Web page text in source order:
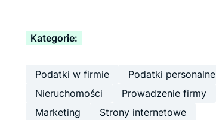
Kategorie:
Podatki w firmie
Podatki personalne
Nieruchomości
Prowadzenie firmy
Marketing
Strony internetowe